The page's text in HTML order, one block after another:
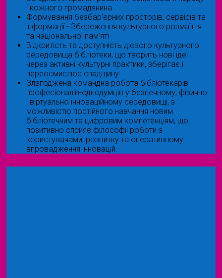
і кожного громадянина
Формування безбар’єрних просторів, сервісів та
інформації - Збереження культурного розмаїття
та національної пам’яті
Відкритість та доступність дієвого культурного
середовища бібліотеки, що творить нові ідеї
через активні культурні практики, зберігає і
переосмислює спадщину
Злагоджена командна робота бібліотекарів
професіоналів-однодумців у безпечному, фізично
і віртуально інноваційному середовищі, з
можливістю постійного навчання новим
бібліотечним та цифровим компетенціям, що
позитивно сприяє філософії роботи з
користувачами, розвитку та оперативному
впровадження інновацій.